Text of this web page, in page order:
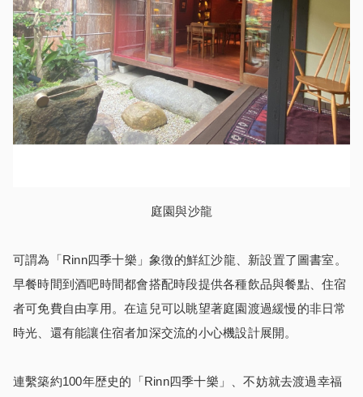
庭園與沙龍
可謂為「Rinn四季十樂」象徴的鮮紅沙龍、新設置了圖書室。
早餐時間到酒吧時間都會搭配時段提供各種飲品與餐點、住宿
者可免費自由享用。在這兒可以眺望著庭園渡過緩慢的非日常
時光、還有能讓住宿者加深交流的小心機設計展開。
連繫築約100年歴史的「Rinn四季十樂」、不妨就去渡過幸福